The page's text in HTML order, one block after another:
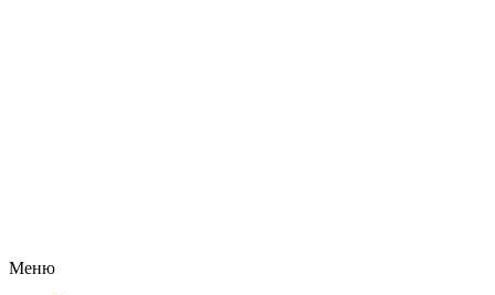
Меню